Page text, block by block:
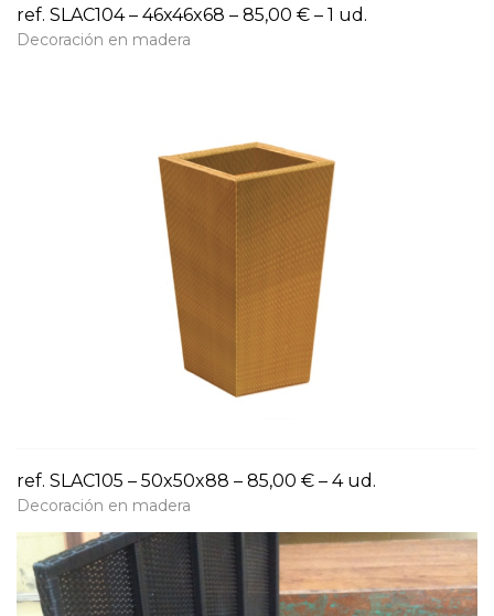
ref. SLAC104 – 46x46x68 – 85,00 € – 1 ud.
Decoración en madera
ref. SLAC105 – 50x50x88 – 85,00 € – 4 ud.
Decoración en madera